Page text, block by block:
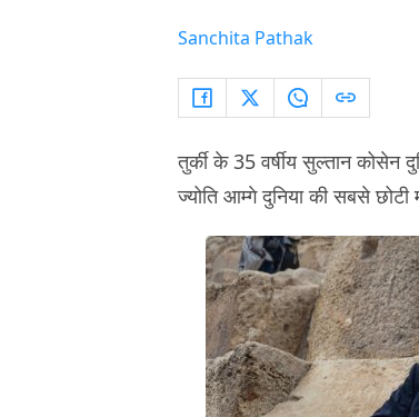
Sanchita Pathak
तुर्की के 35 वर्षीय सुल्तान
ज्योति आम्गे दुनिया की सबसे छोटी